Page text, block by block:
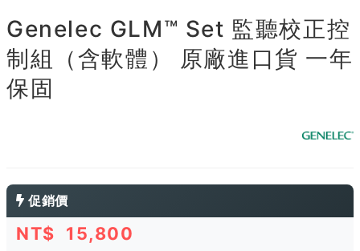
Genelec GLM™ Set 監聽校正控
制組（含軟體） 原廠進口貨 一年
保固
促銷價
NT$ 15,800